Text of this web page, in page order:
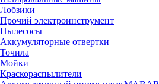
Лобзики
Прочий электроинструмент
Пылесосы
Аккумуляторные отвертки
Точила
Мойки
Краскораспылители